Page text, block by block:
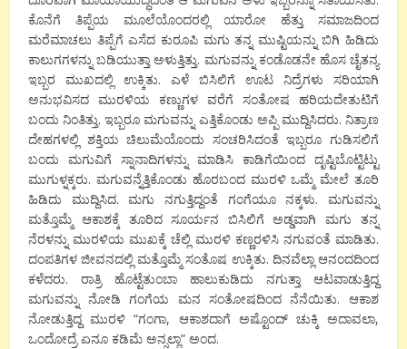
ಕೊನೆಗೆ ತಿಪ್ಪೆಯ ಮೂಲೆಯೊಂದರಲ್ಲಿ ಯಾರೋ ಹೆತ್ತು ಸಮಾಜದಿಂದ
ಮರೆಮಾಚಲು ತಿಪ್ಪೆಗೆ ಎಸೆದ ಕುರೂಪಿ ಮಗು ತನ್ನ ಮುಷ್ಟಿಯನ್ನು ಬಿಗಿ ಹಿಡಿದು
ಕಾಲುಗಗಳನ್ನು ಬಡಿಯುತ್ತಾ ಅಳುತ್ತಿತ್ತು. ಮಗುವನ್ನು ಕಂಡೊಡನೇ ಹೊಸ ಚೈತನ್ಯ
ಇಬ್ಬರ ಮುಖದಲ್ಲಿ ಉಕ್ಕಿತು. ಎಳೆ ಬಿಸಿಲಿಗೆ ಊಟ ನಿದ್ರೆಗಳು ಸರಿಯಾಗಿ
ಅನುಭವಿಸದ ಮುರಳಿಯ ಕಣ್ಣುಗಳ ವರೆಗೆ ಸಂತೋಷ ಹರಿಯದೇತುಟಿಗೆ
ಬಂದು ನಿಂತಿತ್ತು. ಇಬ್ಬರೂ ಮಗುವನ್ನು ಎತ್ತಿಕೊಂಡು ಅಪ್ಪಿ ಮುದ್ದಿಸಿದರು. ನಿತ್ರಾಣ
ದೇಹಗಳಲ್ಲಿ ಶಕ್ತಿಯ ಚಿಲುಮೆಯೊಂದು ಸಂಚರಿಸಿದಂತೆ ಇಬ್ಬರೂ ಗುಡಿಸಲಿಗೆ
ಬಂದು ಮಗುವಿಗೆ ಸ್ನಾನಾದಿಗಳನ್ನು ಮಾಡಿಸಿ ಕಾಡಿಗೆಯಿಂದ ದೃಷ್ಟಿಬೊಟ್ಟಿಟ್ಟು
ಮುಗುಳ್ನಕ್ಕರು. ಮಗುವನ್ನೆತ್ತಿಕೊಂಡು ಹೊರಬಂದ ಮುರಳಿ ಒಮ್ಮೆ ಮೇಲೆ ತೂರಿ
ಹಿಡಿದು ಮುದ್ದಿಸಿದ. ಮಗು ನಗುತ್ತಿದ್ದಂತೆ ಗಂಗೆಯೂ ನಕ್ಕಳು. ಮಗುವನ್ನು
ಮತ್ತೊಮ್ಮೆ ಆಕಾಶಕ್ಕೆ ತೂರಿದ ಸೂರ್ಯನ ಬಿಸಿಲಿಗೆ ಅಡ್ಡವಾಗಿ ಮಗು ತನ್ನ
ನೆರಳನ್ನು ಮುರಳಿಯ ಮುಖಕ್ಕೆ ಚೆಲ್ಲಿ ಮುರಳಿ ಕಣ್ಣರಳಿಸಿ ನಗುವಂತೆ ಮಾಡಿತು.
ದಂಪತಿಗಳ ಜೀವನದಲ್ಲಿ ಮತ್ತೊಮ್ಮೆ ಸಂತೊಷ ಉಕ್ಕಿತು. ದಿನವೆಲ್ಲಾ ಆನಂದದಿಂದ
ಕಳೆದರು. ರಾತ್ರಿ ಹೊಟ್ಟೆತುಂಬಾ ಹಾಲುಕುಡಿದು ನಗುತ್ತಾ ಆಟವಾಡುತ್ತಿದ್ದ
ಮಗುವನ್ನು ನೋಡಿ ಗಂಗೆಯ ಮನ ಸಂತೋಷದಿಂದ ನೆನೆಯಿತು. ಆಕಾಶ
ನೋಡುತ್ತಿದ್ದ ಮುರಳಿ “ಗಂಗಾ, ಆಕಾಶದಾಗೆ ಅಷ್ಟೊಂದ್ ಚುಕ್ಕಿ ಅದಾವಲಾ,
ಒಂದೋದ್ರೆ ಏನೂ ಕಡಿಮೆ ಅನ್ಸಲ್ಲಾ” ಅಂದ.